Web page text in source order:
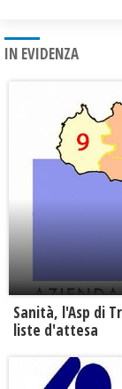
IN EVIDENZA
Sanità, l'Asp di
liste d'attesa